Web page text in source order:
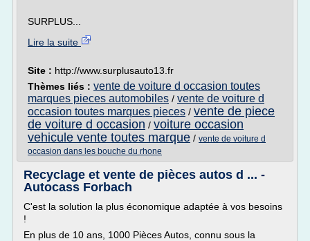
SURPLUS...
Lire la suite
Site : http://www.surplusauto13.fr
Thèmes liés : vente de voiture d occasion toutes
marques pieces automobiles / vente de voiture d
occasion toutes marques pieces / vente de piece
de voiture d occasion / voiture occasion
vehicule vente toutes marque / vente de voiture d
occasion dans les bouche du rhone
Recyclage et vente de pièces autos d ... -
Autocass Forbach
C'est la solution la plus économique adaptée à vos besoins
!
En plus de 10 ans, 1000 Pièces Autos, connu sous la